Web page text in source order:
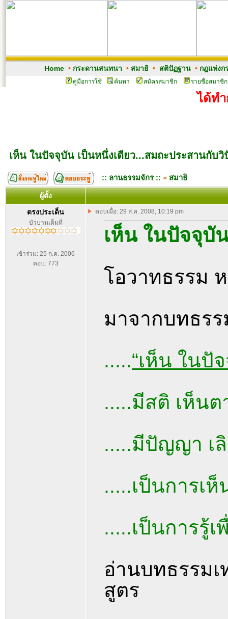
Home •กระดานสนทนา • สมาธิ • สติปัฏฐาน •กฎแห่งก
คู่มือการใช้ ค้นหา สมัครสมาชิก รายชื่อสมาชิก
ได้ท
เห็น ในปัจจุบัน เป็นหนึ่งเดียว...สมถะประสานกับวิ
:: ลานธรรมจักร :: » สมาธิ
ผู้ตั้ง
ตรงประเด็น
บัวบานเต็มที่
เข้าร่วม: 25 ก.ค. 2006
ตอบ: 773
ตอบเมื่อ: 29 ส.ค. 2008, 10:19 pm
เห็น ในปัจจุบั
โอวาทธรรม
มาจากบทธรร
.....“เห็น ในปั
.....มีสติ เห็นต
.....มีปัญญา เ
.....เป็นการเ
.....เป็นการรู้
อ่านบทธรรม
สูตร